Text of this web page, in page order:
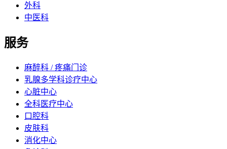
外科
中医科
服务
麻醉科 / 疼痛门诊
乳腺多学科诊疗中心
心脏中心
全科医疗中心
口腔科
皮肤科
消化中心